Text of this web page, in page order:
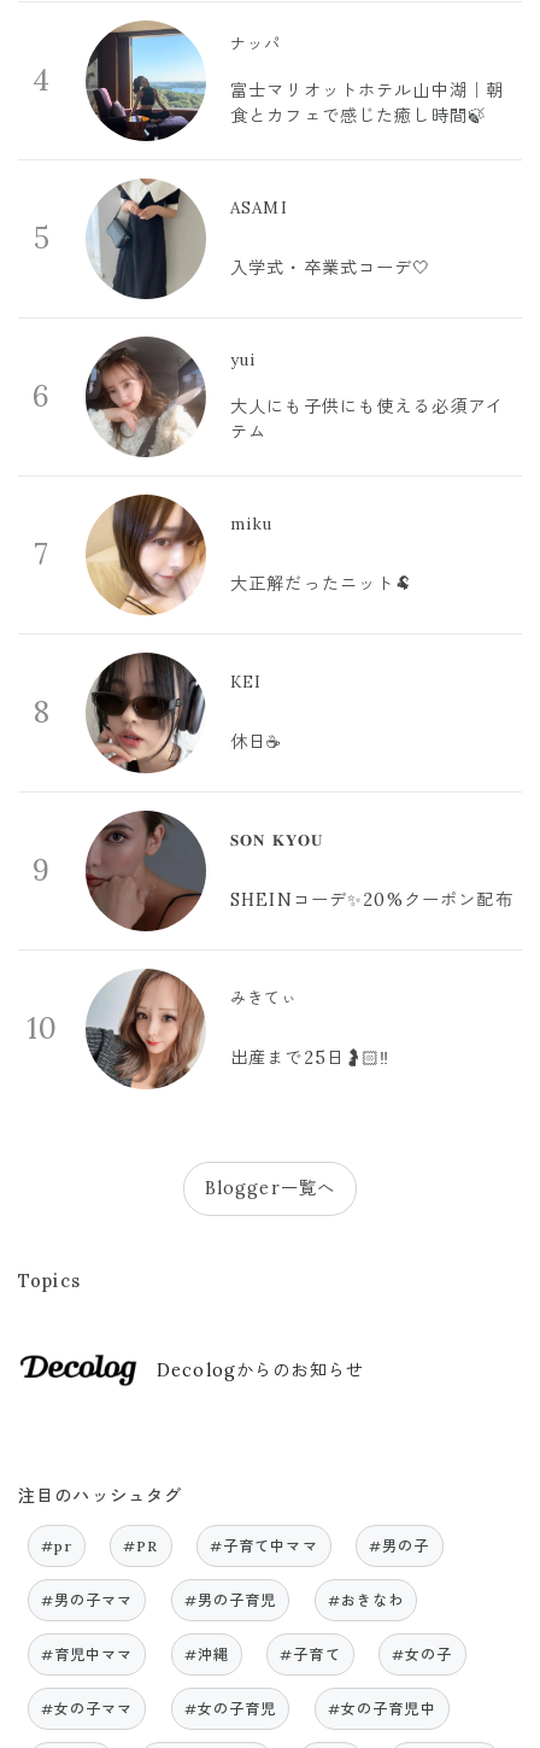
4
ナッパ
富士マリオットホテル山中湖｜朝
食とカフェで感じた癒し時間🍃
5
ASAMI
入学式・卒業式コーデ🤍
6
yui
大人にも子供にも使える必須アイ
テム
7
miku
大正解だったニット🐏
8
KEI
休日☕️
9
𝐒𝐎𝐍 𝐊𝐘𝐎𝐔
SHEINコーデ✨20%クーポン配布
10
みきてぃ
出産まで25日🤰🏻‼️
Blogger一覧へ
Topics
Decologからのお知らせ
注目のハッシュタグ
#pr #PR #子育て中ママ #男の子
#男の子ママ #男の子育児 #おきなわ
#育児中ママ #沖縄 #子育て #女の子
#女の子ママ #女の子育児 #女の子育児中